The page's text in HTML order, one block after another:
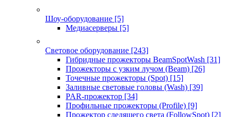
Шоу-оборудование [5]
Медиасерверы [5]
Световое оборудование [243]
Гибридные прожекторы BeamSpotWash [31]
Прожекторы с узким лучом (Beam) [26]
Точечные прожекторы (Spot) [15]
Заливные световые головы (Wash) [39]
PAR-прожектор [34]
Профильные прожекторы (Profile) [9]
Прожектор следящего света (FollowSpot) [2]